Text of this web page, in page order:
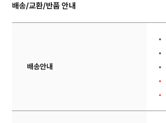
배송/교환/반품 안내
배송안내